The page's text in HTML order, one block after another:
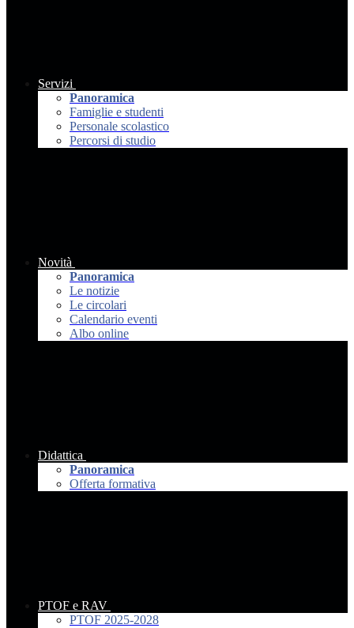
Servizi
Panoramica
Famiglie e studenti
Personale scolastico
Percorsi di studio
Novità
Panoramica
Le notizie
Le circolari
Calendario eventi
Albo online
Didattica
Panoramica
Offerta formativa
PTOF e RAV
PTOF 2025-2028